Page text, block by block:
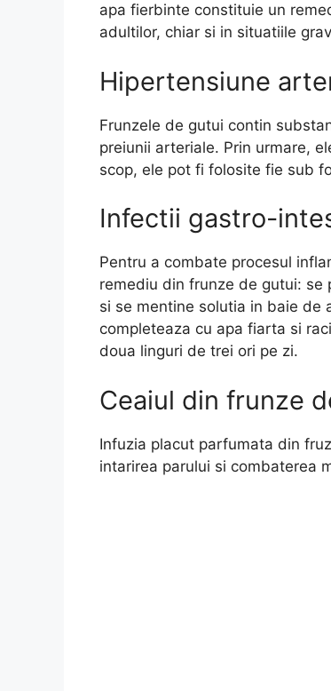
apa fierbinte constituie un
adultilor, chiar si in situatiile
Hipertensiune
Frunzele de gutui contin
preiunii arteriale. Prin urmare,
scop, ele pot fi folosite fie sub
Infectii gastro-
Pentru a combate procesul
remediu din frunze de gutui:
si se mentine solutia in baie de
completeaza cu apa fiarta si
doua linguri de trei ori pe zi.
Ceaiul din frunze
Infuzia placut parfumata din
intarirea parului si combaterea